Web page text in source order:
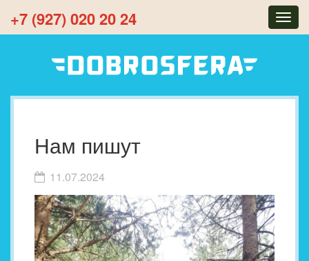
+7 (927) 020 20 24
Нам пишут
11.07.2024